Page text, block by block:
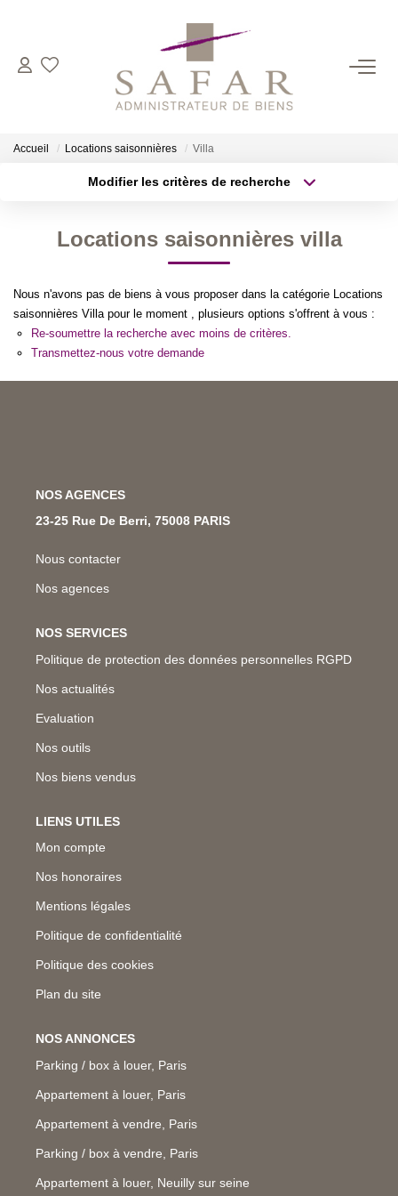
NOS CABINETS
Cadot Beauplet – Safar
Gescofim – Finorgest Paris
Nous Rejoindre
ESPACE CLIENT
Accueil Locations saisonnières Villa
Modifier les critères de recherche
Type de bien
Budget max Plus de critères
Locations saisonnières villa
Nous n'avons pas de biens à vous proposer dans la catégorie Locations
saisonnières Villa pour le moment , plusieurs options s'offrent à vous :
Re-soumettre la recherche avec moins de critères.
Transmettez-nous votre demande
NOS AGENCES
23-25 Rue De Berri, 75008 PARIS
Nous contacter
Nos agences
NOS SERVICES
Politique de protection des données personnelles RGPD
Nos actualités
Evaluation
Nos outils
Nos biens vendus
LIENS UTILES
Mon compte
Nos honoraires
Mentions légales
Politique de confidentialité
Politique des cookies
Plan du site
NOS ANNONCES
Parking / box à louer, Paris
Appartement à louer, Paris
Appartement à vendre, Paris
Parking / box à vendre, Paris
Appartement à louer, Neuilly sur seine